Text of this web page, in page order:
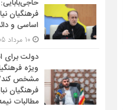
فرهنگیان
اساسی و
دولت برای
ویژه
مشخص کند/
فرهنگیان
مطالبات